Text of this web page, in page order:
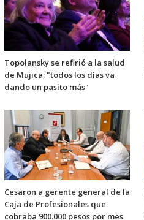
Topolansky se refirió a la salud
de Mujica: "todos los días va
dando un pasito más"
Cesaron a gerente general de la
Caja de Profesionales que
cobraba 900.000 pesos por mes